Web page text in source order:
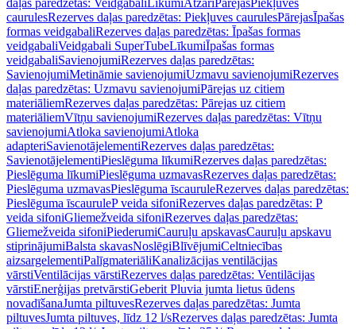
daļas paredzētas: Veidgabali LīkumiAtzari PārejasPiekļuves
caurulesRezerves daļas paredzētas: Piekļuves caurulesPārejasĪpašas
formas veidgabaliRezerves daļas paredzētas: Īpašas formas
veidgabaliVeidgabali SuperTubeLīkumiĪpašas formas
veidgabaliSavienojumiRezerves daļas paredzētas:
SavienojumiMetināmie savienojumiUzmavu savienojumiRezerves
daļas paredzētas: Uzmavu savienojumiPārejas uz citiem
materiāliemRezerves daļas paredzētas: Pārejas uz citiem
materiāliemVītņu savienojumiRezerves daļas paredzētas: Vītņu
savienojumiAtloka savienojumiAtloka
adapteriSavienotājelementiRezerves daļas paredzētas:
SavienotājelementiPieslēguma līkumiRezerves daļas paredzētas:
Pieslēguma līkumiPieslēguma uzmavasRezerves daļas paredzētas:
Pieslēguma uzmavasPieslēguma īscauruleRezerves daļas paredzētas:
Pieslēguma īscauruleP veida sifoniRezerves daļas paredzētas: P
veida sifoniGliemežveida sifoniRezerves daļas paredzētas:
Gliemežveida sifoniPiederumiCauruļu apskavasCauruļu apskavu
stiprinājumiBalsta skavasNoslēgiBlīvējumiCeltniecības
aizsargelementiPalīgmateriāliKanalizācijas ventilācijas
vārstiVentilācijas vārstiRezerves daļas paredzētas: Ventilācijas
vārstiEnerģijas pretvārstiGeberit Pluvia jumta lietus ūdens
novadīšanaJumta piltuvesRezerves daļas paredzētas: Jumta
piltuvesJumta piltuves, līdz 12 l/sRezerves daļas paredzētas: Jumta